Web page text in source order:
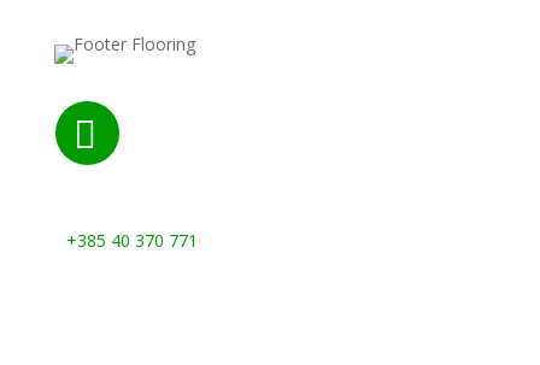

+385 40 370 771